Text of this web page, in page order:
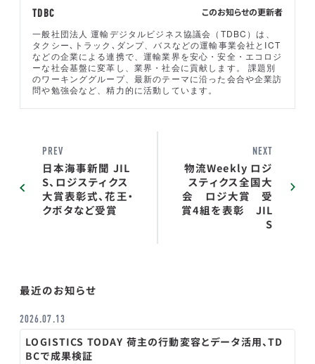
このお知らせの更新者
TDBC
一般社団法人 運輸デジタルビジネス協議会（TDBC）は、
タクシー､トラック､ダンプ、バスなどの運輸事業会社とICT
などの企業による連携で、運輸業界を安心・安全・エコロジ
ーな社会基盤に変革し、業界・社会に貢献します。 課題別
のワーキンググループ、最新のテーマに沿った会合や企業訪
問や勉強会など、精力的に活動しています。
PREV
日本海事新聞 JIL
S、ロジスティクス
大賞表彰式、花王・
クボタなど受賞
NEXT
物流Weekly ロジ
スティクス全国大
会 ロジ大賞 受
賞4組を表彰 JIL
S
最近のお知らせ
2026.07.13
LOGISTICS TODAY 荷主の行動変容とデータ活用、TD
BCで成果検証